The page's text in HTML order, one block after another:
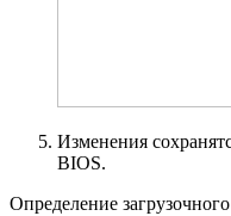
Изменения
BIOS.
Определение